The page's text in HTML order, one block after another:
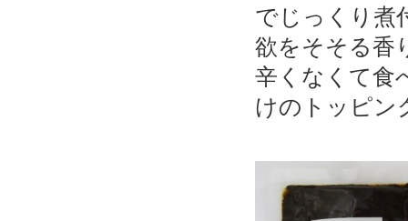
でじっくり煮
欲をそそる香
辛くなくて食
けのトッピン